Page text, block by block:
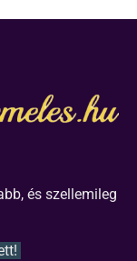
és szellemileg